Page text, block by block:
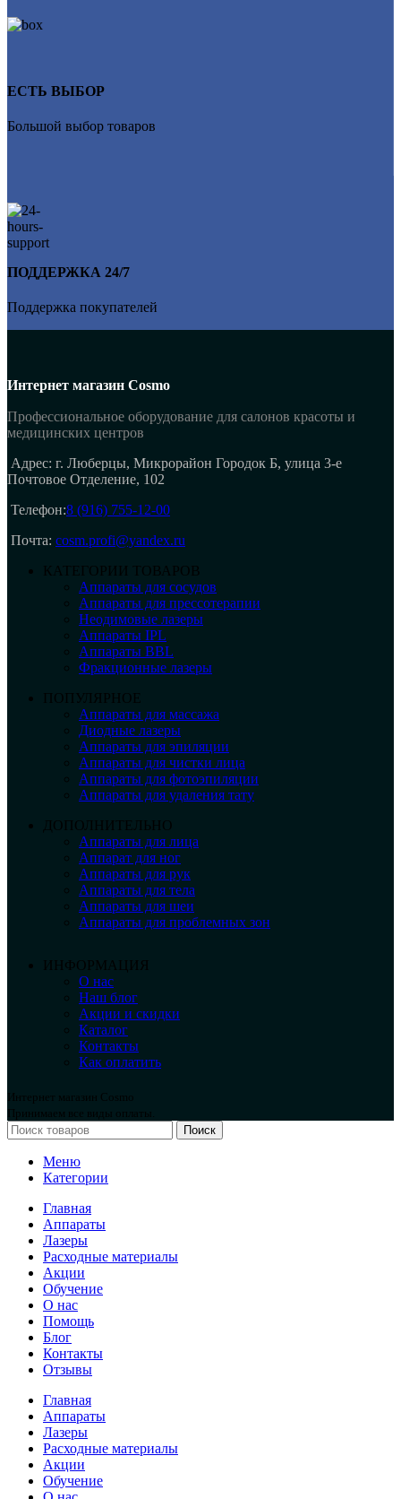
ЕСТЬ ВЫБОР
Большой выбор товаров
ПОДДЕРЖКА 24/7
Поддержка покупателей
Интернет магазин Cosmo
Профессиональное оборудование для салонов красоты и
медицинских центров
Адрес: г. Люберцы, Микрорайон Городок Б, улица 3-е
Почтовое Отделение, 102
Телефон:8 (916) 755-12-00
Почта: cosm.profi@yandex.ru
КАТЕГОРИИ ТОВАРОВ
Аппараты для сосудов
Аппараты для прессотерапии
Неодимовые лазеры
Аппараты IPL
Аппараты BBL
Фракционные лазеры
ПОПУЛЯРНОЕ
Аппараты для массажа
Диодные лазеры
Аппараты для эпиляции
Аппараты для чистки лица
Аппараты для фотоэпиляции
Аппараты для удаления тату
ДОПОЛНИТЕЛЬНО
Аппараты для лица
Аппарат для ног
Аппараты для рук
Аппараты для тела
Аппараты для шеи
Аппараты для проблемных зон
ИНФОРМАЦИЯ
О нас
Наш блог
Акции и скидки
Каталог
Контакты
Как оплатить
Интернет магазин Cosmo
Принимаем все виды оплаты.
Поиск
Меню
Категории
Главная
Аппараты
Лазеры
Расходные материалы
Акции
Обучение
О нас
Помощь
Блог
Контакты
Отзывы
Главная
Аппараты
Лазеры
Расходные материалы
Акции
Обучение